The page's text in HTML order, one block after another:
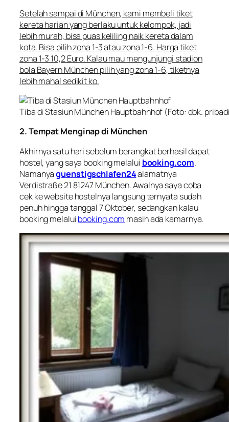
Setelah sampai di München, kami membeli tiket
kereta harian yang berlaku untuk kelompok, jadi
lebih murah, bisa puas keliling naik kereta dalam
kota. Bisa pilih zona 1-3 atau zona 1-6. Harga tiket
zona 1-3 10,2 Euro. Kalau mau mengunjungi stadion
bola Bayern Münchenpilih yang zona 1-6, tiketnya
lebih mahal sedikit ko.
Tiba di Stasiun München Hauptbahnhof (Foto: dok.
2. Tempat Menginap di München
Akhirnya satu hari sebelum berangkat berhasil dapat
hostel, yang saya booking melalui booking.com.
Namanyaguenstigschlafen24alamatnya
Verdistraße 21 81247 München. Awalnya saya coba
cek ke website hostelnya langsung ternyata sudah
penuh hingga tanggal 7 Oktober, sedangkan kalau
booking melaluibooking.com masih ada kamarnya.